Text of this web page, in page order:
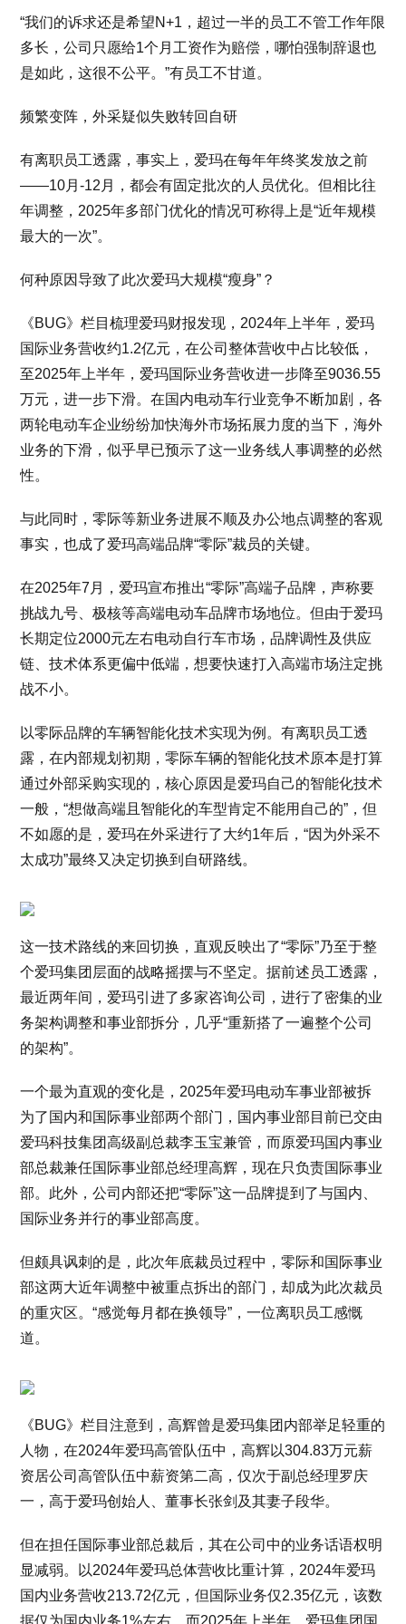
“我们的诉求还是希望N+1，超过一半的员工不管工作年限
多长，公司只愿给1个月工资作为赔偿，哪怕强制辞退也
是如此，这很不公平。”有员工不甘道。
频繁变阵，外采疑似失败转回自研
有离职员工透露，事实上，爱玛在每年年终奖发放之前
——10月-12月，都会有固定批次的人员优化。但相比往
年调整，2025年多部门优化的情况可称得上是“近年规模
最大的一次”。
何种原因导致了此次爱玛大规模“瘦身”？
《BUG》栏目梳理爱玛财报发现，2024年上半年，爱玛
国际业务营收约1.2亿元，在公司整体营收中占比较低，
至2025年上半年，爱玛国际业务营收进一步降至9036.55
万元，进一步下滑。在国内电动车行业竞争不断加剧，各
两轮电动车企业纷纷加快海外市场拓展力度的当下，海外
业务的下滑，似乎早已预示了这一业务线人事调整的必然
性。
与此同时，零际等新业务进展不顺及办公地点调整的客观
事实，也成了爱玛高端品牌“零际”裁员的关键。
在2025年7月，爱玛宣布推出“零际”高端子品牌，声称要
挑战九号、极核等高端电动车品牌市场地位。但由于爱玛
长期定位2000元左右电动自行车市场，品牌调性及供应
链、技术体系更偏中低端，想要快速打入高端市场注定挑
战不小。
以零际品牌的车辆智能化技术实现为例。有离职员工透
露，在内部规划初期，零际车辆的智能化技术原本是打算
通过外部采购实现的，核心原因是爱玛自己的智能化技术
一般，“想做高端且智能化的车型肯定不能用自己的”，但
不如愿的是，爱玛在外采进行了大约1年后，“因为外采不
太成功”最终又决定切换到自研路线。
这一技术路线的来回切换，直观反映出了“零际”乃至于整
个爱玛集团层面的战略摇摆与不坚定。据前述员工透露，
最近两年间，爱玛引进了多家咨询公司，进行了密集的业
务架构调整和事业部拆分，几乎“重新搭了一遍整个公司
的架构”。
一个最为直观的变化是，2025年爱玛电动车事业部被拆
为了国内和国际事业部两个部门，国内事业部目前已交由
爱玛科技集团高级副总裁李玉宝兼管，而原爱玛国内事业
部总裁兼任国际事业部总经理高辉，现在只负责国际事业
部。此外，公司内部还把“零际”这一品牌提到了与国内、
国际业务并行的事业部高度。
但颇具讽刺的是，此次年底裁员过程中，零际和国际事业
部这两大近年调整中被重点拆出的部门，却成为此次裁员
的重灾区。“感觉每月都在换领导”，一位离职员工感慨
道。
《BUG》栏目注意到，高辉曾是爱玛集团内部举足轻重的
人物，在2024年爱玛高管队伍中，高辉以304.83万元薪
资居公司高管队伍中薪资第二高，仅次于副总经理罗庆
一，高于爱玛创始人、董事长张剑及其妻子段华。
但在担任国际事业部总裁后，其在公司中的业务话语权明
显减弱。以2024年爱玛总体营收比重计算，2024年爱玛
国内业务营收213.72亿元，但国际业务仅2.35亿元，该数
据仅为国内业务1%左右。而2025年上半年，爱玛集团国